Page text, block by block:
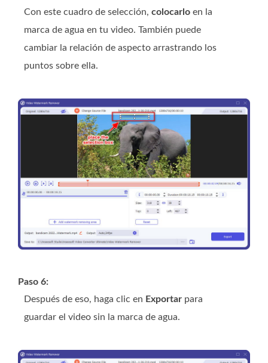
Con este cuadro de selección, colocarlo en la
marca de agua en tu video. También puede
cambiar la relación de aspecto arrastrando los
puntos sobre ella.
Paso 6:
Después de eso, haga clic en Exportar para
guardar el video sin la marca de agua.